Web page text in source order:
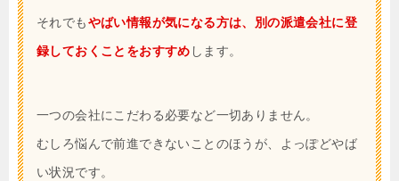
それでもやばい情報が気になる方は、別の派遣会社に登
録しておくことをおすすめ します。
一つの会社にこだわる必要など一切ありません。
むしろ悩んで前進できないことのほうが、よっぽどやば
い状況です。